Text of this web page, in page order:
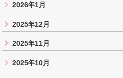
2026年1月
2025年12月
2025年11月
2025年10月